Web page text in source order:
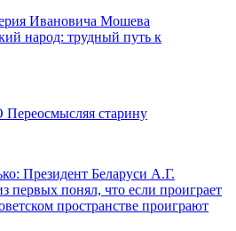
Ивановича Мошева
народ: трудный путь к
старину
Президент Беларуси А.Г.
первых понял, что если проиграет
пространстве проиграют